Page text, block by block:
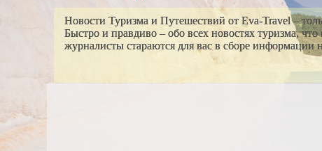
Новости Туризма и Путешествий от Eva-Travel –
Быстро и правдиво – обо всех новостях туризма,
журналисты стараются для вас в сборе информации